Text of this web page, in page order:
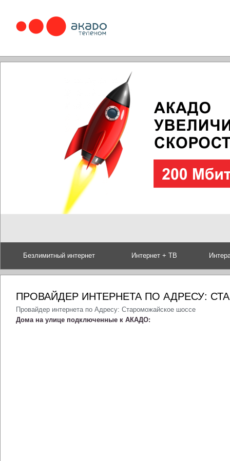
Безлимитный интернет Интернет + ТВ
ПРОВАЙДЕР ИНТЕРНЕТА ПО АДРЕСУ:
Провайдер интернета по Адресу: Староможайское шоссе
Дома на улице подключенные к АКАДО: